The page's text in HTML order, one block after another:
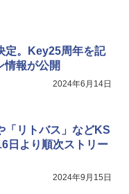
定。Key25周年を記
情報が公開
2024年6月14日
「リトバス」などKS
日より順次ストリー
2024年9月15日